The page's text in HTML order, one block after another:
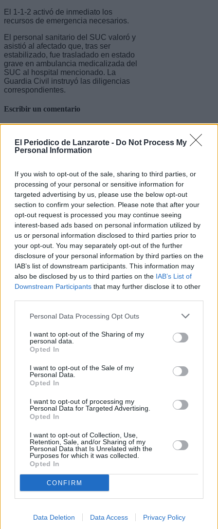
El Periodico de Lanzarote - Do Not Process My
Personal Information
If you wish to opt-out of the sale, sharing to third parties, or
processing of your personal or sensitive information for
targeted advertising by us, please use the below opt-out
section to confirm your selection. Please note that after your
opt-out request is processed you may continue seeing
interest-based ads based on personal information utilized by
us or personal information disclosed to third parties prior to
your opt-out. You may separately opt-out of the further
disclosure of your personal information by third parties on the
IAB’s list of downstream participants. This information may
also be disclosed by us to third parties on the IAB’s List of
Downstream Participants that may further disclose it to other
Personal Data Processing Opt Outs
I want to opt-out of the Sharing of my
personal data.
Opted In
I want to opt-out of the Sale of my
Personal Data.
Opted In
I want to opt-out of processing my
Personal Data for Targeted Advertising.
Opted In
I want to opt-out of Collection, Use,
Retention, Sale, and/or Sharing of my
Personal Data that Is Unrelated with the
Purposes for which it was collected.
Opted In
CONFIRM
Data Deletion Data Access Privacy Policy
El 1-1-2 activó de inmediato los
recursos de emergencia necesarios.
El personal sanitario del SUC valoró y
asistió al afectado que, tras ser
estabilizado, fue trasladado en estado
grave en ambulancia medicalizada del
SUC al hospital mencionado. La
Guardia Civil instruyó las diligencias
correspondientes.
Escribir un comentario
(requerido)
Refescar
Enviar
JComments
PUBLICIDAD
Lo más leído
Arrecife publica
provisional de la
adjudicación de
subvenciones al
transporte para
estudios reglados
fuera de la Isla
Lanzarote se
prepara para la
edición del